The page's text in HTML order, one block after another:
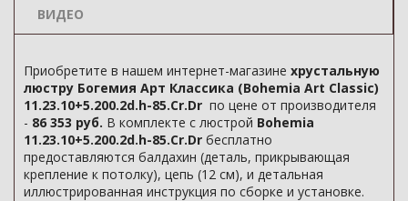
ВИДЕО
Приобретите в нашем интернет-магазине хрустальную
люстру Богемия Арт Классика (Bohemia Art Classic)
11.23.10+5.200.2d.h-85.Cr.Dr по цене от производителя
- 86 353 руб. В комплекте с люстрой Bohemia
11.23.10+5.200.2d.h-85.Cr.Dr бесплатно
предоставляются балдахин (деталь, прикрывающая
крепление к потолку), цепь (12 см), и детальная
иллюстрированная инструкция по сборке и установке.